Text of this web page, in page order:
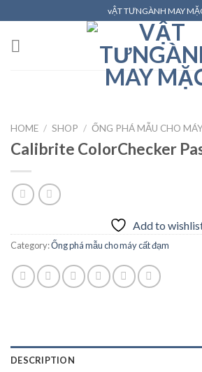
to
content
vẬT TƯNGÀNH MAY
HOME / SHOP / ỐNG PHÁ MẪU CHO
Calibrite ColorChecker
Add to
Category:Ống phá mẫu cho máy cất đạm
DESCRIPTION